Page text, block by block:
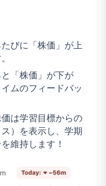
びに「株価」が上
「株価」が下が
ムのフィードバッ
は学習目標からの
）を表示し、学期
維持します！